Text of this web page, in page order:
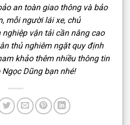
an toàn giao thông và bảo
mỗi người lái xe, chủ
vận tải cần nâng cao
thủ nghiêm ngặt quy định
khảo thêm nhiều thông tin
Dũng bạn nhé!